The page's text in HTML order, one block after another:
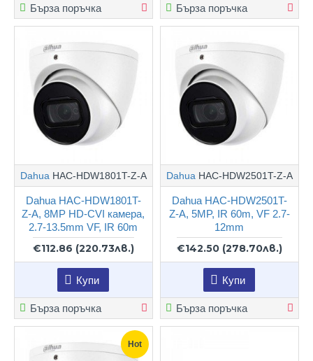
Бърза поръчка Бърза поръчка
Dahua HAC-HDW1801T-Z-A
Dahua HAC-HDW1801T-
Z-A, 8MP HD-CVI камера,
2.7-13.5mm VF, IR 60m
€112.86 (220.73лв.)
Купи
Бърза поръчка
Dahua HAC-HDW2501T-Z-A
Dahua HAC-HDW2501T-
Z-A, 5MP, IR 60m, VF 2.7-
12mm
€142.50 (278.70лв.)
Купи
Бърза поръчка
Hot